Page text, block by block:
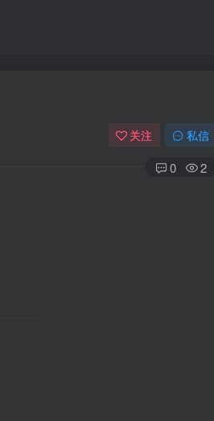
关注 私信
0 2